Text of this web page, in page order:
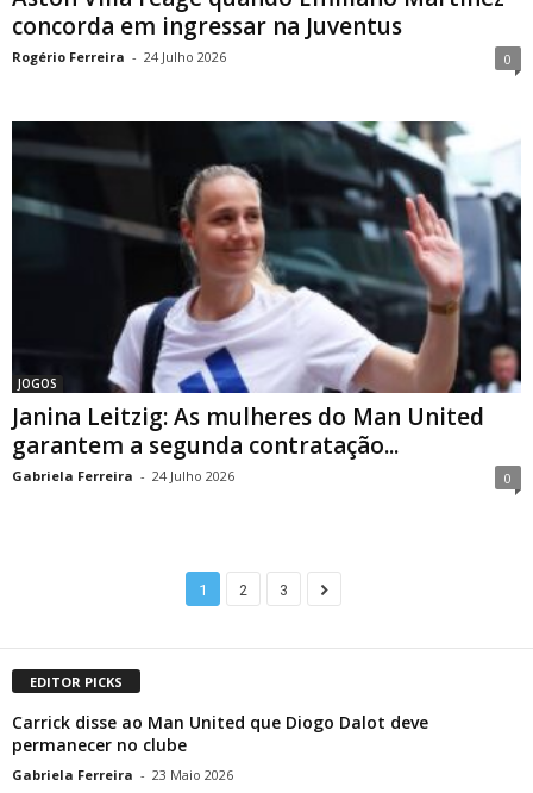
concorda em ingressar na Juventus
Rogério Ferreira - 24 Julho 2026 0
JOGOS
Janina Leitzig: As mulheres do Man United
garantem a segunda contratação...
Gabriela Ferreira - 24 Julho 2026 0
1 2 3
EDITOR PICKS
Carrick disse ao Man United que Diogo Dalot deve
permanecer no clube
Gabriela Ferreira - 23 Maio 2026